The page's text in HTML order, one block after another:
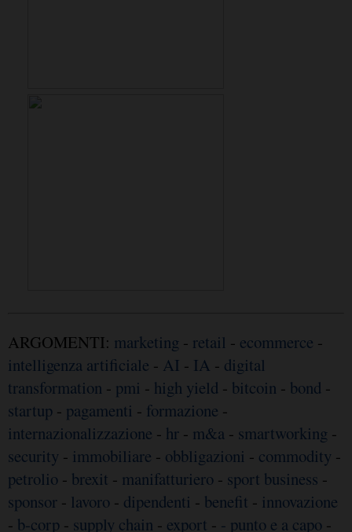
ARGOMENTI: marketing - retail - ecommerce -
intelligenza artificiale - AI - IA - digital
transformation - pmi - high yield - bitcoin - bond -
startup - pagamenti - formazione -
internazionalizzazione - hr - m&a - smartworking -
security - immobiliare - obbligazioni - commodity -
petrolio - brexit - manifatturiero - sport business -
sponsor - lavoro - dipendenti - benefit - innovazione
- b-corp - supply chain - export - - punto e a capo -